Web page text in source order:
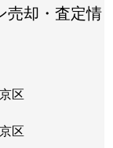
売却・査定情
区
区